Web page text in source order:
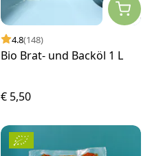
4.8(148)
Bio Brat- und Backöl 1 L
€ 5,50